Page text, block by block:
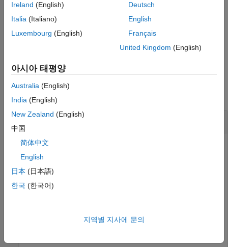
웨이블릿 분해 필터
를 각각 사용하여 정상 웨이블릿
분해를 반환합니다.
및 정상 웨이블릿 계수 를 반환합니다.
예제
멀티레벨 정상 웨이블릿 분해
신호에 대해 멀티레벨 정상 웨이블릿 분해를 수행합니다.
1차원 신호를 불러오고 이 신호의 길이를 가져옵니다.
Ireland (English)
Italia (Italiano)
Luxembourg (English)
Deutsch
English
Français
United Kingdom (English)
아시아 태평양
Australia (English)
India (English)
New Zealand (English)
中国
简体中文
English
日本 (日本語)
한국 (한국어)
지역별 지사에 문의